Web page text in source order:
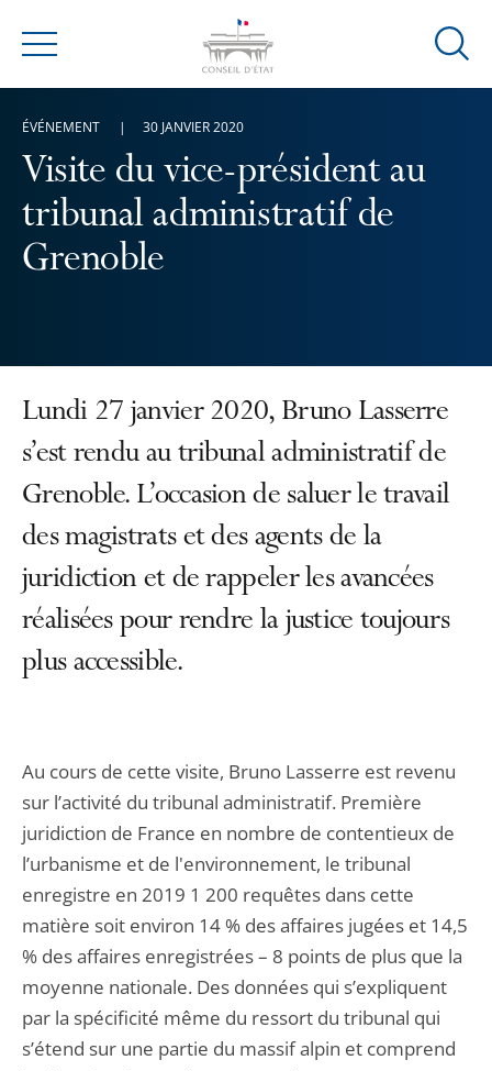
Menu
Ouvrir
Visite du vice-président au
tribunal administratif de
Grenoble
ÉVÉNEMENT 30 JANVIER 2020
Lundi 27 janvier 2020, Bruno Lasserre
s’est rendu au tribunal administratif de
Grenoble. L’occasion de saluer le travail
des magistrats et des agents de la
juridiction et de rappeler les avancées
réalisées pour rendre la justice toujours
plus accessible.
Au cours de cette visite, Bruno Lasserre est revenu
sur l’activité du tribunal administratif. Première
juridiction de France en nombre de contentieux de
l’urbanisme et de l'environnement, le tribunal
enregistre en 2019 1 200 requêtes dans cette
matière soit environ 14 % des affaires jugées et 14,5
% des affaires enregistrées – 8 points de plus que la
moyenne nationale. Des données qui s’expliquent
par la spécificité même du ressort du tribunal qui
s’étend sur une partie du massif alpin et comprend